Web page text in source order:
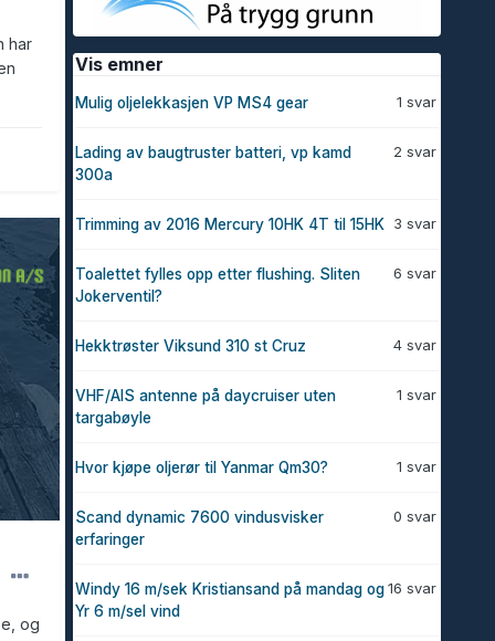
har
og
Vis emner
1 svar
Mulig oljelekkasjen VP MS4 gear
2 svar
Lading av baugtruster batteri, vp kamd
300a
3 svar
Trimming av 2016 Mercury 10HK 4T til 15HK
6 svar
Toalettet fylles opp etter flushing. Sliten
Jokerventil?
4 svar
Hekktrøster Viksund 310 st Cruz
1 svar
VHF/AIS antenne på daycruiser uten
targabøyle
1 svar
Hvor kjøpe oljerør til Yanmar Qm30?
0 svar
Scand dynamic 7600 vindusvisker
erfaringer
16 svar
Windy 16 m/sek Kristiansand på mandag og
Yr 6 m/sel vind